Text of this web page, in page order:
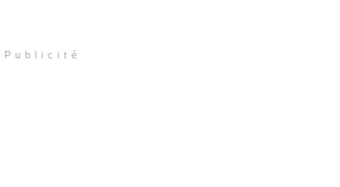
Publicité